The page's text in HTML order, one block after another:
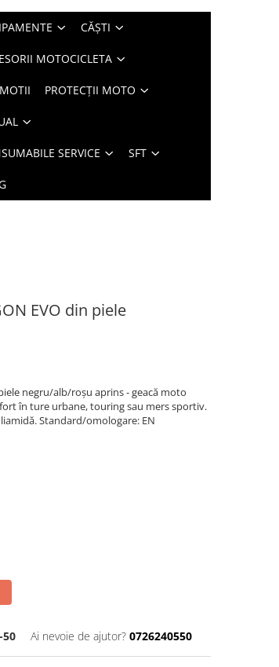
CĂȘTI
MOTOCICLETA
PROTECȚII MOTO
SERVICE SFT
EVO din piele
negru/alb/roșu aprins - geacă moto
în ture urbane, touring sau mers sportiv.
Standard/omologare: EN
50 Ai nevoie de ajutor? 0726240550